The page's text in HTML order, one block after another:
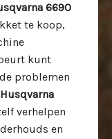
6690
te koop,
kunt
problemen
verhelpen
en